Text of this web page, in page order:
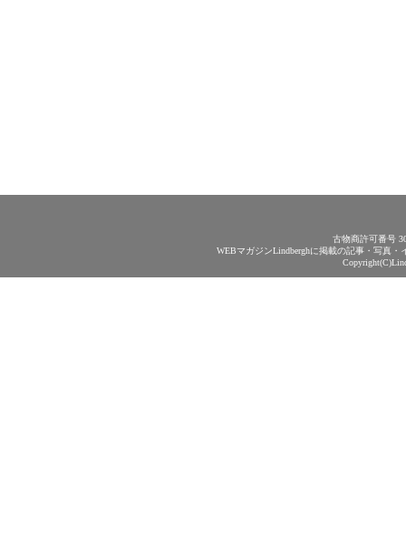
古物商許可番号
WEBマガジンLindberghに掲載の記事・写真